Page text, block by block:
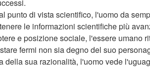
punto di vista scientifico, l'uomo da
le informazioni scientifiche più
e posizione sociale, l'essere umano
fermi non sia degno del suo
della sua razionalità, l'uomo vede